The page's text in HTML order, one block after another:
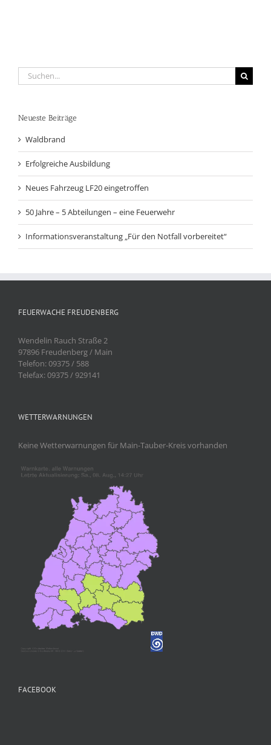
Suche
nach:
Neueste Beiträge
Waldbrand
Erfolgreiche Ausbildung
Neues Fahrzeug LF20 eingetroffen
50 Jahre – 5 Abteilungen – eine Feuerwehr
Informationsveranstaltung „Für den Notfall vorbereitet“
FEUERWACHE FREUDENBERG
Wendelin Rauch Straße 2
97896 Freudenberg / Main
Telefon: 09375 / 588
Telefax: 09375 / 929141
WETTERWARNUNGEN
Keine Wetterwarnungen für Main-Tauber-Kreis vorhanden
FACEBOOK